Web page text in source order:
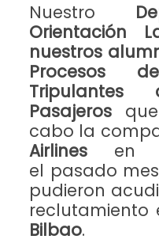
Nuestro
Orientación
nuestros
Procesos
Pasajerosque
cabo la
Airlinesen
el pasado
pudieron
reclutamiento
Bilbao.